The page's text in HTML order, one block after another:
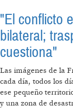
"El conflicto
bilateral;
cuestiona"
Las imágenes de la
cada día, todos los
ese pequeño
y una zona de